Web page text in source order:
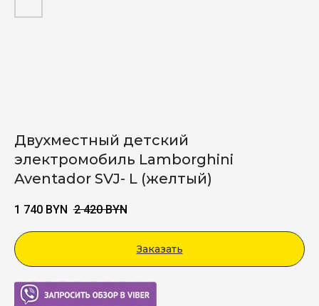
Двухместный детский
электромобиль Lamborghini
Aventador SVJ- L (желтый)
1 740 BYN 2 420 BYN
Заказать
Viber